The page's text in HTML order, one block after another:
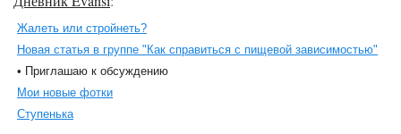
Жалеть или стройнеть?
Новая статья в группе "Как справиться с пищевой зависимостью"
• Приглашаю к обсуждению
Мои новые фотки
Ступенька